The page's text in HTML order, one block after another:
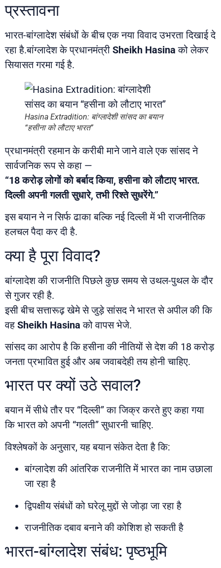
प्रस्तावना
भारत-बांग्लादेश संबंधों के बीच एक नया विवाद उभरता दिखाई दे
रहा है.बांग्लादेश के प्रधानमंत्री Sheikh Hasina को लेकर
सियासत गरमा गई है.
Hasina Extradition: बांग्लादेशी सांसद का बयान
“हसीना को लौटाए भारत”
प्रधानमंत्री रहमान के करीबी माने जाने वाले एक सांसद ने
सार्वजनिक रूप से कहा —
“18 करोड़ लोगों को बर्बाद किया, हसीना को लौटाए भारत.
दिल्ली अपनी गलती सुधारे, तभी रिश्ते सुधरेंगे.”
इस बयान ने न सिर्फ ढाका बल्कि नई दिल्ली में भी राजनीतिक
हलचल पैदा कर दी है.
क्या है पूरा विवाद?
बांग्लादेश की राजनीति पिछले कुछ समय से उथल-पुथल के दौर
से गुजर रही है.
इसी बीच सत्तारूढ़ खेमे से जुड़े सांसद ने भारत से अपील की कि
वह Sheikh Hasina को वापस भेजे.
सांसद का आरोप है कि हसीना की नीतियों से देश की 18 करोड़
जनता प्रभावित हुई और अब जवाबदेही तय होनी चाहिए.
भारत पर क्यों उठे सवाल?
बयान में सीधे तौर पर “दिल्ली” का जिक्र करते हुए कहा गया
कि भारत को अपनी “गलती” सुधारनी चाहिए.
विश्लेषकों के अनुसार, यह बयान संकेत देता है कि:
बांग्लादेश की आंतरिक राजनीति में भारत का नाम उछाला
जा रहा है
द्विपक्षीय संबंधों को घरेलू मुद्दों से जोड़ा जा रहा है
राजनीतिक दबाव बनाने की कोशिश हो सकती है
भारत-बांग्लादेश संबंध: पृष्ठभूमि